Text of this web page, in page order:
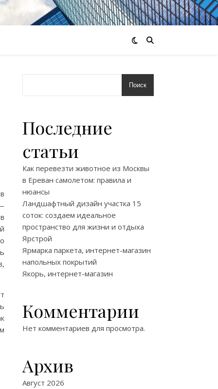
Поиск
Последние
статьи
Как перевезти животное из Москвы
в Ереван самолетом: правила и
нюансы
Ландшафтный дизайн участка 15
соток: создаем идеальное
пространство для жизни и отдыха
Ярстрой
Ярмарка паркета, интернет-магазин
напольных покрытий
Якорь, интернет-магазин
Комментарии
Нет комментариев для просмотра.
Архив
Август 2026